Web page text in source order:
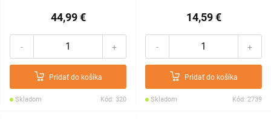
44,99 €
- +
Pridať do košíka
Skladom Kód: 320
14,59 €
- +
Pridať do košíka
Skladom Kód: 2739